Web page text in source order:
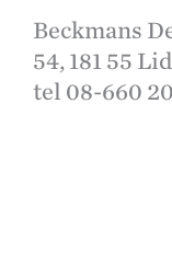
Beckmans
54, 181 55
tel 08-660